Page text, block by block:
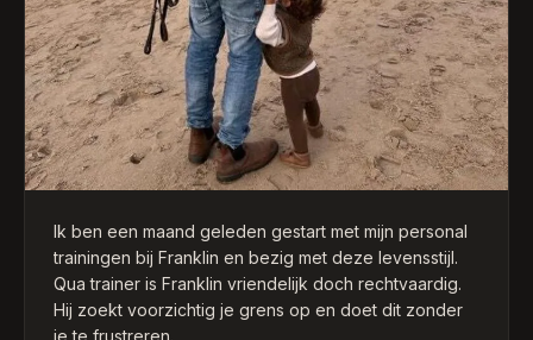
Ik ben een maand geleden gestart met mijn personal
trainingen bij Franklin en bezig met deze levensstijl.
Qua trainer is Franklin vriendelijk doch rechtvaardig.
Hij zoekt voorzichtig je grens op en doet dit zonder